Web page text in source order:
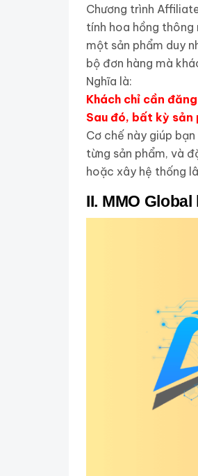
Chương trình
tính hoa hồng
một sản phẩm duy
bộ đơn hàng mà
Nghĩa là:
Khách chỉ cần
Sau đó, bất kỳ sản
Cơ chế này giúp
từng sản phẩm, và
hoặc xây hệ thống
II. MMO Global